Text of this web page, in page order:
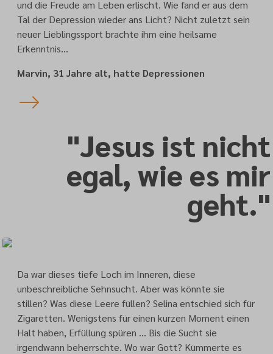
und die Freude am Leben erlischt. Wie fand er aus dem
Tal der Depression wieder ans Licht? Nicht zuletzt sein
neuer Lieblingssport brachte ihm eine heilsame
Erkenntnis…
Marvin, 31 Jahre alt, hatte Depressionen
"Jesus ist nicht
egal, wie es mir
geht."
Da war dieses tiefe Loch im Inneren, diese
unbeschreibliche Sehnsucht. Aber was könnte sie
stillen? Was diese Leere füllen? Selina entschied sich für
Zigaretten. Wenigstens für einen kurzen Moment einen
Halt haben, Erfüllung spüren … Bis die Sucht sie
irgendwann beherrschte. Wo war Gott? Kümmerte es